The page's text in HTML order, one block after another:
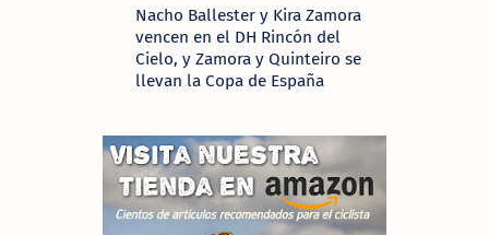
Nacho Ballester y Kira Zamora
vencen en el DH Rincón del
Cielo, y Zamora y Quinteiro se
llevan la Copa de España